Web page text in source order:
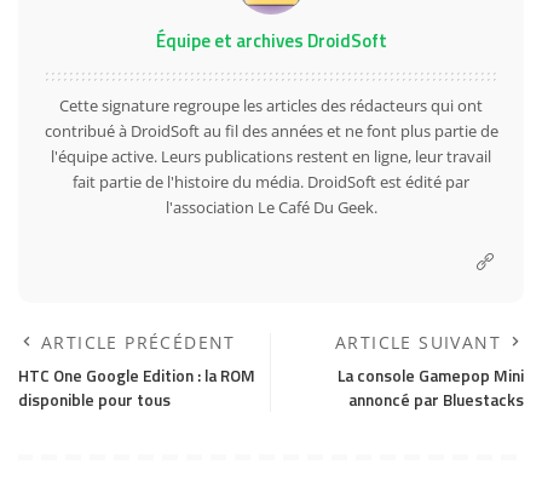
Équipe et archives DroidSoft
Cette signature regroupe les articles des rédacteurs qui ont
contribué à DroidSoft au fil des années et ne font plus partie de
l'équipe active. Leurs publications restent en ligne, leur travail
fait partie de l'histoire du média. DroidSoft est édité par
l'association Le Café Du Geek.
ARTICLE PRÉCÉDENT
HTC One Google Edition : la ROM
disponible pour tous
ARTICLE SUIVANT
La console Gamepop Mini
annoncé par Bluestacks